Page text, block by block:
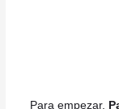
Para empezar,